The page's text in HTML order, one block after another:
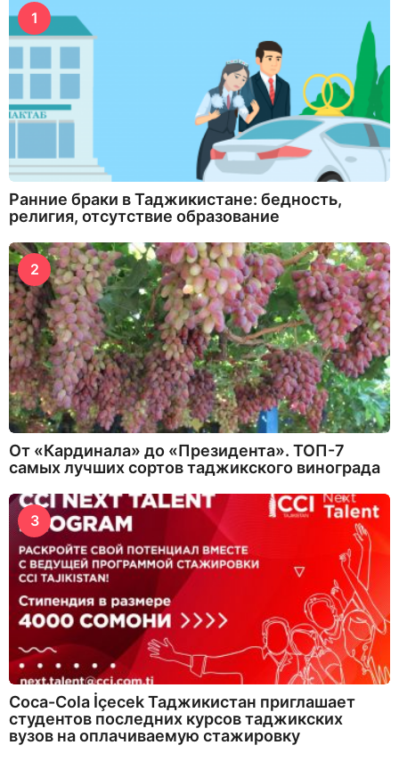
1
Ранние браки в Таджикистане: бедность,
религия, отсутствие образование
2
От «Кардинала» до «Президента». ТОП-7
самых лучших сортов таджикского винограда
3
Coca-Cola İçecek Таджикистан приглашает
студентов последних курсов таджикских
вузов на оплачиваемую стажировку